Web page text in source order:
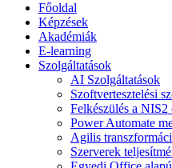
Főoldal
Képzések
Akadémiák
E-learning
Szolgáltatások
AI Szolgáltatások
Szoftvertesztelési
Felkészülés a NIS2
Power Automate
Agilis
Szerverek